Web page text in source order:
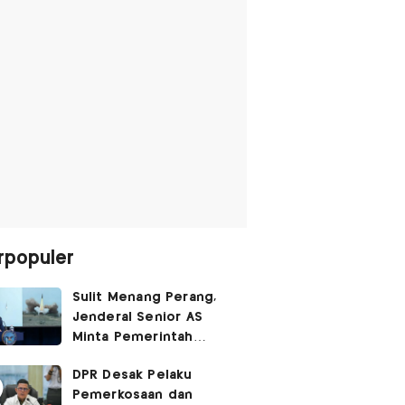
Sulit Menang Perang,
Jenderal Senior AS
Minta Pemerintah
Lawan Iran
DPR Desak Pelaku
Pemerkosaan dan